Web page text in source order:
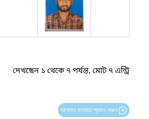
দেখছেন ১ থেকে ৭ পর্যন্ত, মোট ৭ এন্ট্রি
আপনার মতামত প্রদান করুন